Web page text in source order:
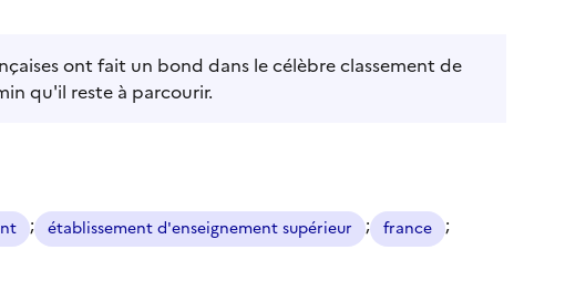
ont fait un bond dans le célèbre classement de
qu'il reste à parcourir.
; établissement d'enseignement supérieur ; france ;